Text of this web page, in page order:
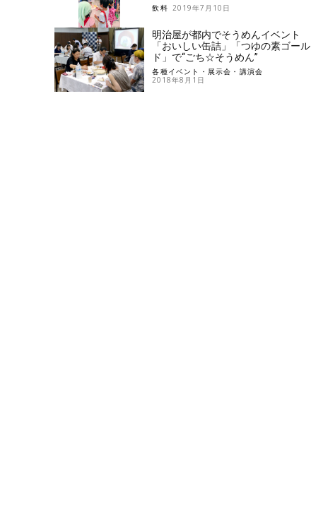
飲料 2019年7月10日
明治屋が都内でそうめんイベント
「おいしい缶詰」「つゆの素ゴール
ド」で“ごち☆そうめん”
各種イベント・展示会・講演会
2018年8月1日